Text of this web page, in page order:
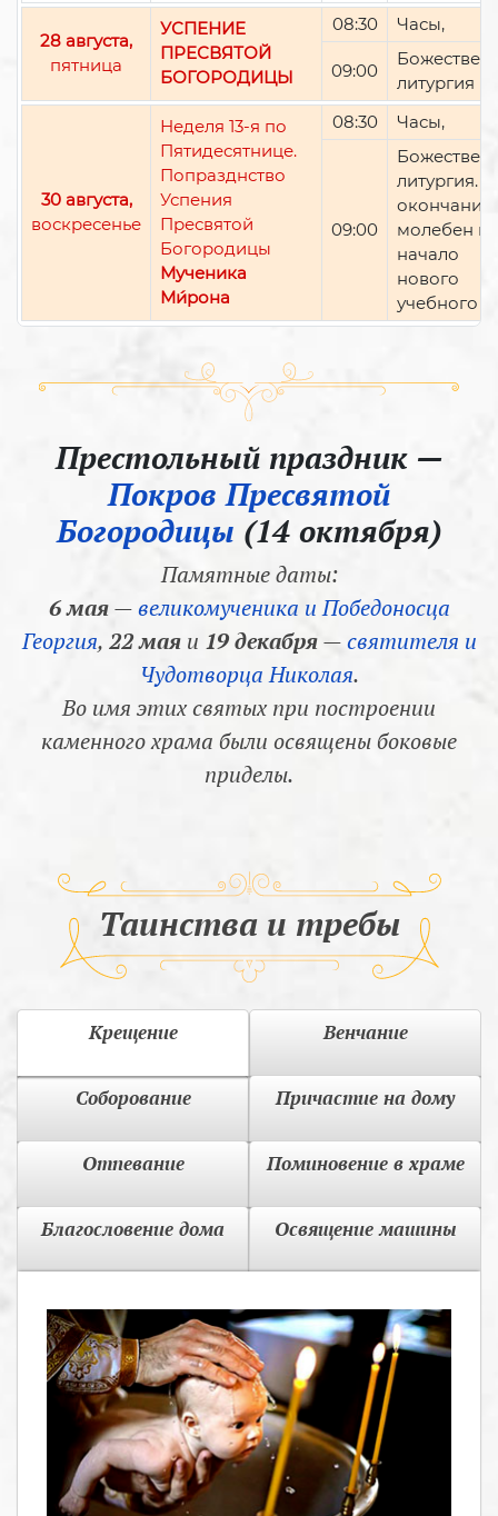
28 августа,
пятница
УСПЕНИЕ
ПРЕСВЯТОЙ
БОГОРОДИЦЫ
08:30 Часы,
09:00
литургия
30 августа,
воскресенье
Неделя 13-я по
Пятидесятнице.
Попразднство
Успения
Пресвятой
Богородицы
Мученика
Ми́рона
08:30 Часы,
09:00
литургия.
окончании
молебен
начало
нового
учебного
Престольный праздник —
Покров Пресвятой
Богородицы (14 октября)
Памятные даты:
6 мая—великомученика и Победоносца
Георгия, 22 маяи 19 декабря—святителя и
Чудотворца Николая.
Во имя этих святых при построении
каменного храма были освящены боковые
приделы.
Таинства и требы
Крещение Венчание
Соборование Причастие на дому
Отпевание Поминовение в храме
Благословение дома Освящение машины